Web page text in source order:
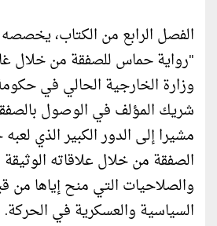
الفصل الرابع من الكتاب، يخصصه
"رواية حماس للصفقة من خلال
وزارة الخارجية الحالي في
شريك المؤلف في الوصول
مشيرا إلى الدور الكبير الذي
الصفقة من خلال علاقاته
والصلاحيات التي منح إياها من
السياسية والعسكرية في الحركة.